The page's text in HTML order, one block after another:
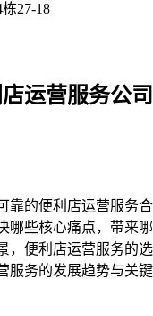
27-18
运营服务公
的便利店运营服务合
些核心痛点，带来哪
便利店运营服务的选
服务的发展趋势与关